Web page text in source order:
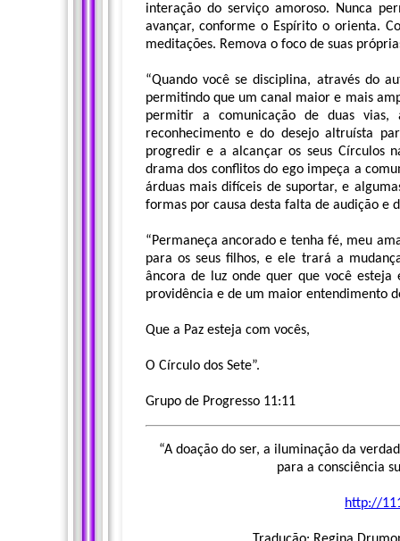
interação do serviço amoroso. Nunca
avançar, conforme o Espírito o orienta.
meditações. Remova o foco de suas
“Quando você se disciplina, através do
permitindo que um canal maior e mais
permitir a comunicação de duas
reconhecimento e do desejo altruísta
progredir e a alcançar os seus Círculos
drama dos conflitos do ego impeça a
árduas mais difíceis de suportar, e
formas por causa desta falta de audição e
“Permaneça ancorado e tenha fé, meu
para os seus filhos, e ele trará a
âncora de luz onde quer que você
providência e de um maior entendimento
Que a Paz esteja com vocês,
O Círculo dos Sete”.
Grupo de Progresso 11:11
“A doação do ser, a iluminação da
para a consciência
http://